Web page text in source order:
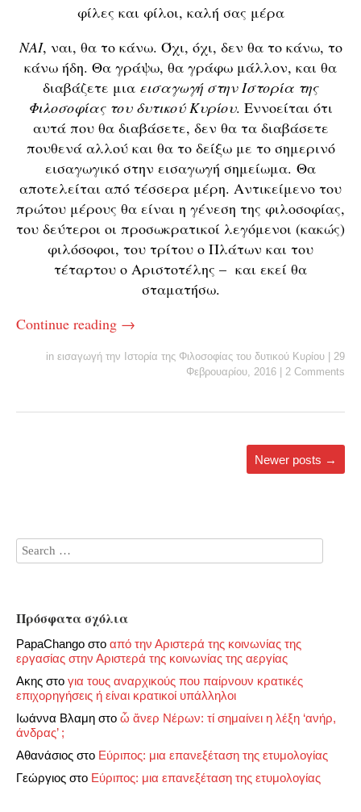
φίλες και φίλοι, καλή σας μέρα
ΝΑΙ, ναι, θα το κάνω. Όχι, όχι, δεν θα το κάνω, το
κάνω ήδη. Θα γράψω, θα γράφω μάλλον, και θα
διαβάζετε μια εισαγωγή στην Ιστορία της
Φιλοσοφίας του δυτικού Κυρίου. Εννοείται ότι
αυτά που θα διαβάσετε, δεν θα τα διαβάσετε
πουθενά αλλού και θα το δείξω με το σημερινό
εισαγωγικό στην εισαγωγή σημείωμα. Θα
αποτελείται από τέσσερα μέρη. Αντικείμενο του
πρώτου μέρους θα είναι η γένεση της φιλοσοφίας,
του δεύτεροι οι προσωκρατικοί λεγόμενοι (κακώς)
φιλόσοφοι, του τρίτου ο Πλάτων και του
τέταρτου ο Αριστοτέλης – και εκεί θα
σταματήσω.
Continue reading →
in εισαγωγή την Ιστορία της Φιλοσοφίας του δυτικού Κυρίου
29
Φεβρουαρίου, 2016
2 Comments
Newer posts →
Πρόσφατα σχόλια
PapaChango στο από την Αριστερά της κοινωνίας της
εργασίας στην Αριστερά της κοινωνίας της αεργίας
Ακης στο για τους αναρχικούς που παίρνουν κρατικές
επιχορηγήσεις ή είναι κρατικοί υπάλληλοι
Ιωάννα Βλαμη στο ὦ ἄνερ Νέρων: τί σημαίνει η λέξη ‘ανήρ,
άνδρας’ ;
Αθανάσιος στο Εύριπος: μια επανεξέταση της ετυμολογίας
Γεώργιος στο Εύριπος: μια επανεξέταση της ετυμολογίας